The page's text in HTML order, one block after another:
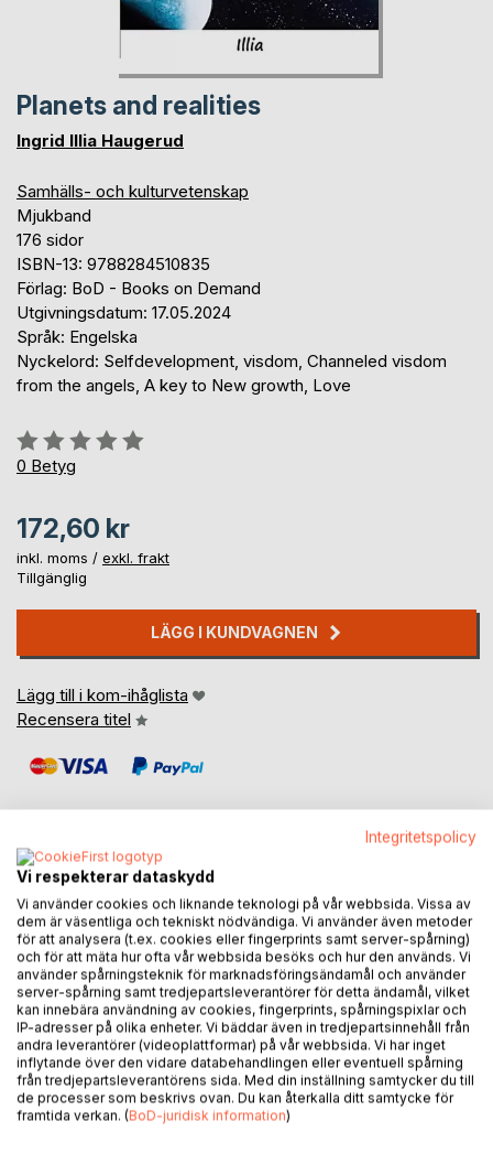
Planets and realities
Ingrid Illia Haugerud
Samhälls- och kulturvetenskap
Mjukband
176 sidor
ISBN-13: 9788284510835
Förlag: BoD - Books on Demand
Utgivningsdatum: 17.05.2024
Språk: Engelska
Nyckelord: Selfdevelopment, visdom, Channeled visdom
from the angels, A key to New growth, Love
Betyg::
0%
0 Betyg
172,60 kr
inkl. moms / exkl. frakt
Tillgänglig
LÄGG I KUNDVAGNEN
Lägg till i kom-ihåglista
Recensera titel
BESKRIVNING
This book is about all the different planets' substance and
reality we have lived on, before we came to planet earth
that we live on now.
To understand what it feels like to live in another form of
body/consciousness. And how important it is to know how
our emotions and thoughts affect everything in the
universes.
Integritetspolicy
Vi respekterar dataskydd
Vi använder cookies och liknande teknologi på vår webbsida. Vissa av
dem är väsentliga och tekniskt nödvändiga. Vi använder även metoder
för att analysera (t.ex. cookies eller fingerprints samt server-spårning)
och för att mäta hur ofta vår webbsida besöks och hur den används. Vi
använder spårningsteknik för marknadsföringsändamål och använder
server-spårning samt tredjepartsleverantörer för detta ändamål, vilket
kan innebära användning av cookies, fingerprints, spårningspixlar och
IP-adresser på olika enheter. Vi bäddar även in tredjepartsinnehåll från
andra leverantörer (videoplattformar) på vår webbsida. Vi har inget
inflytande över den vidare databehandlingen eller eventuell spårning
från tredjepartsleverantörens sida. Med din inställning samtycker du till
de processer som beskrivs ovan. Du kan återkalla ditt samtycke för
framtida verkan. (BoD-juridisk information)